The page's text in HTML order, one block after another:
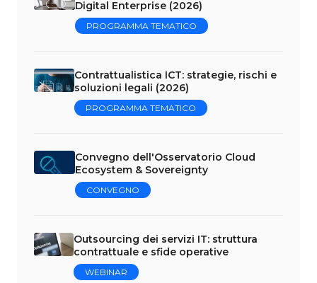
Digital Enterprise (2026)
PROGRAMMA TEMATICO
Contrattualistica ICT: strategie, rischi e
soluzioni legali (2026)
PROGRAMMA TEMATICO
Convegno dell'Osservatorio Cloud
Ecosystem & Sovereignty
CONVEGNO
Outsourcing dei servizi IT: struttura
contrattuale e sfide operative
WEBINAR